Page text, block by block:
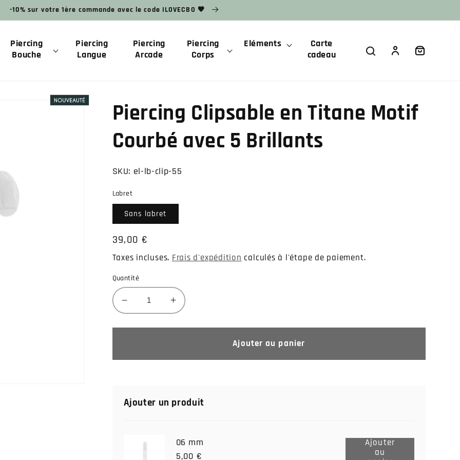
-10% sur votre 1ère commande avec le code ILOVECBO 🧡
Piercing
Bouche
Piercing
Langue
Piercing
Arcade
Piercing
Corps
Eléments
Carte
cadeau
ConnexionPanier
Piercing Clipsable en Titane Motif
Courbé avec 5 Brillants
SKU: el-lb-clip-55
Labret
Sans labret
Prix
habituel
39,00 €
Taxes incluses. Frais d'expédition calculés à l'étape de paiement.
Quantité
Réduire
la
quantité
Motif
Augmenter
la
quantité
Motif
Brillants
Ajouter au panier
Ajouter un produit
06 mm
5,00 €
Ajouter
Ajouter
au